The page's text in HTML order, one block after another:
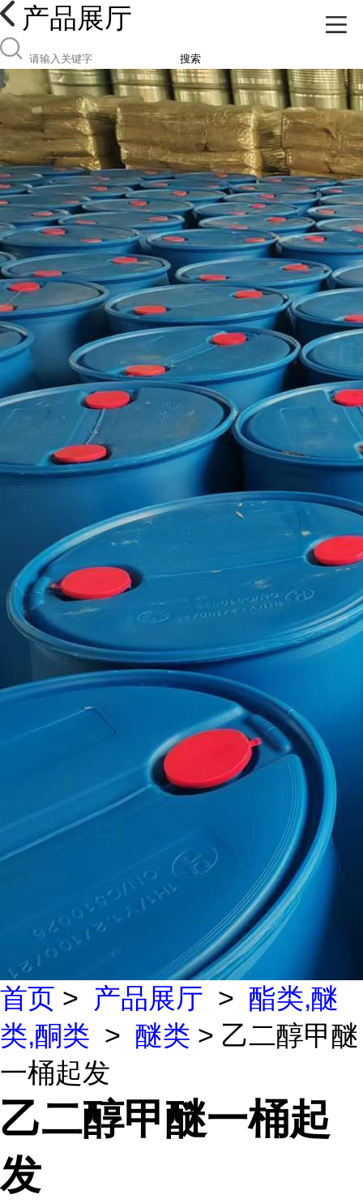
产品展厅
搜索
首页 > 产品展厅 > 酯类,醚
类,酮类 > 醚类 > 乙二醇甲醚
一桶起发
乙二醇甲醚一桶起
发